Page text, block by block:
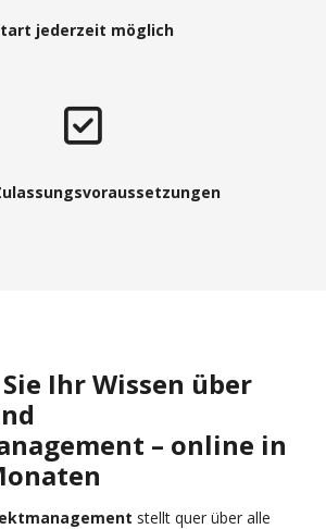
jederzeit möglich
Ihr Wissen über
– online in
stellt quer über alle